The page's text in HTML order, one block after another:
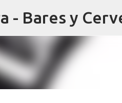
- Bares y